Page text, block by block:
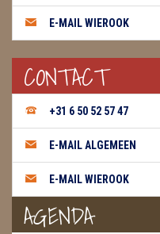
E-MAIL WIEROOK
CONTACT
+31 6 50 52 57 47
E-MAIL ALGEMEEN
E-MAIL WIEROOK
AGENDA